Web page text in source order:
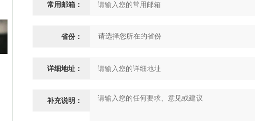
常用邮箱：
省份：
详细地址：
补充说明：